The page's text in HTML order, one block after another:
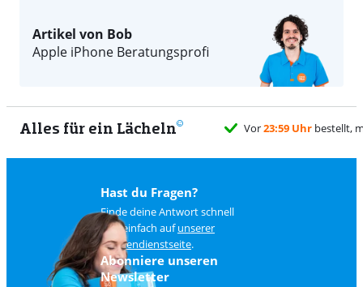
Artikel von Bob
Apple iPhone Beratungsprofi
Alles für ein Lächeln
Hast du Fragen?
Finde deine Antwort schnell
und einfach aufunserer
Kundendienstseite.
Abonniere unseren
Newsletter